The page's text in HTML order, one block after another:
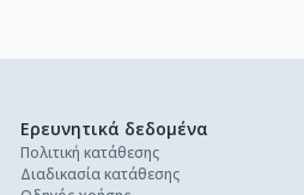
Ερευνητικά δεδομένα
Πολιτική κατάθεσης
Διαδικασία κατάθεσης